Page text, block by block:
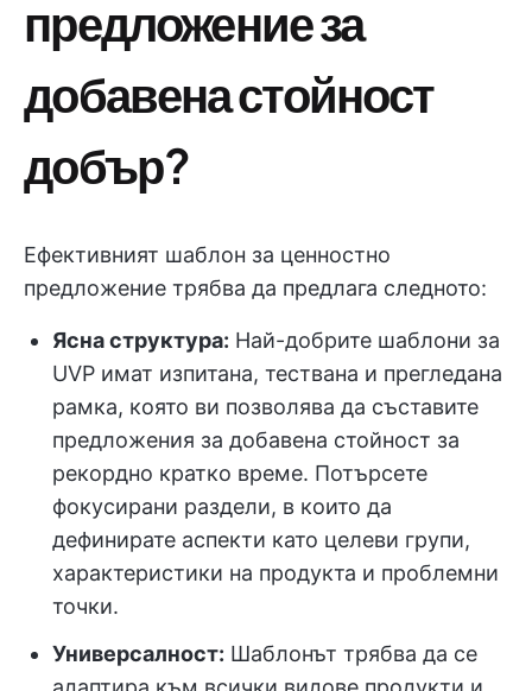
предложение за
добавена стойност
добър?
Ефективният шаблон за ценностно
предложение трябва да предлага следното:
Ясна структура: Най-добрите шаблони за
UVP имат изпитана, тествана и прегледана
рамка, която ви позволява да съставите
предложения за добавена стойност за
рекордно кратко време. Потърсете
фокусирани раздели, в които да
дефинирате аспекти като целеви групи,
характеристики на продукта и проблемни
точки.
Универсалност: Шаблонът трябва да се